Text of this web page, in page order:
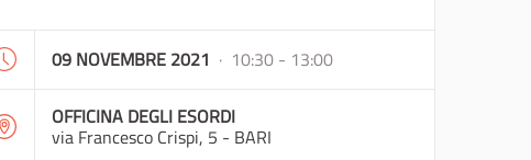
09 NOVEMBRE 2021 · 10:30 - 13:00
OFFICINA DEGLI ESORDI
via Francesco Crispi, 5 - BARI